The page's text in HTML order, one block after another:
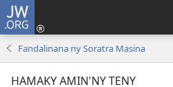
JW.ORG
Fandalinana ny Soratra Masina
HAMAKY AMIN'NY TENY